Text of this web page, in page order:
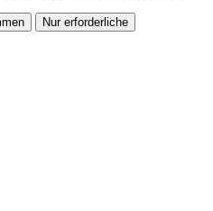
Nur erforderliche